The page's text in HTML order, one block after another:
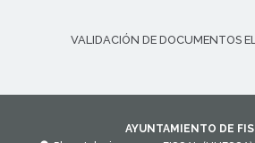
VALIDACIÓN DE DOCUMENTOS
AYUNTAMIENTO DE